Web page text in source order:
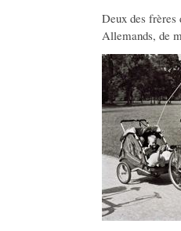
Deux des
Allemands, de